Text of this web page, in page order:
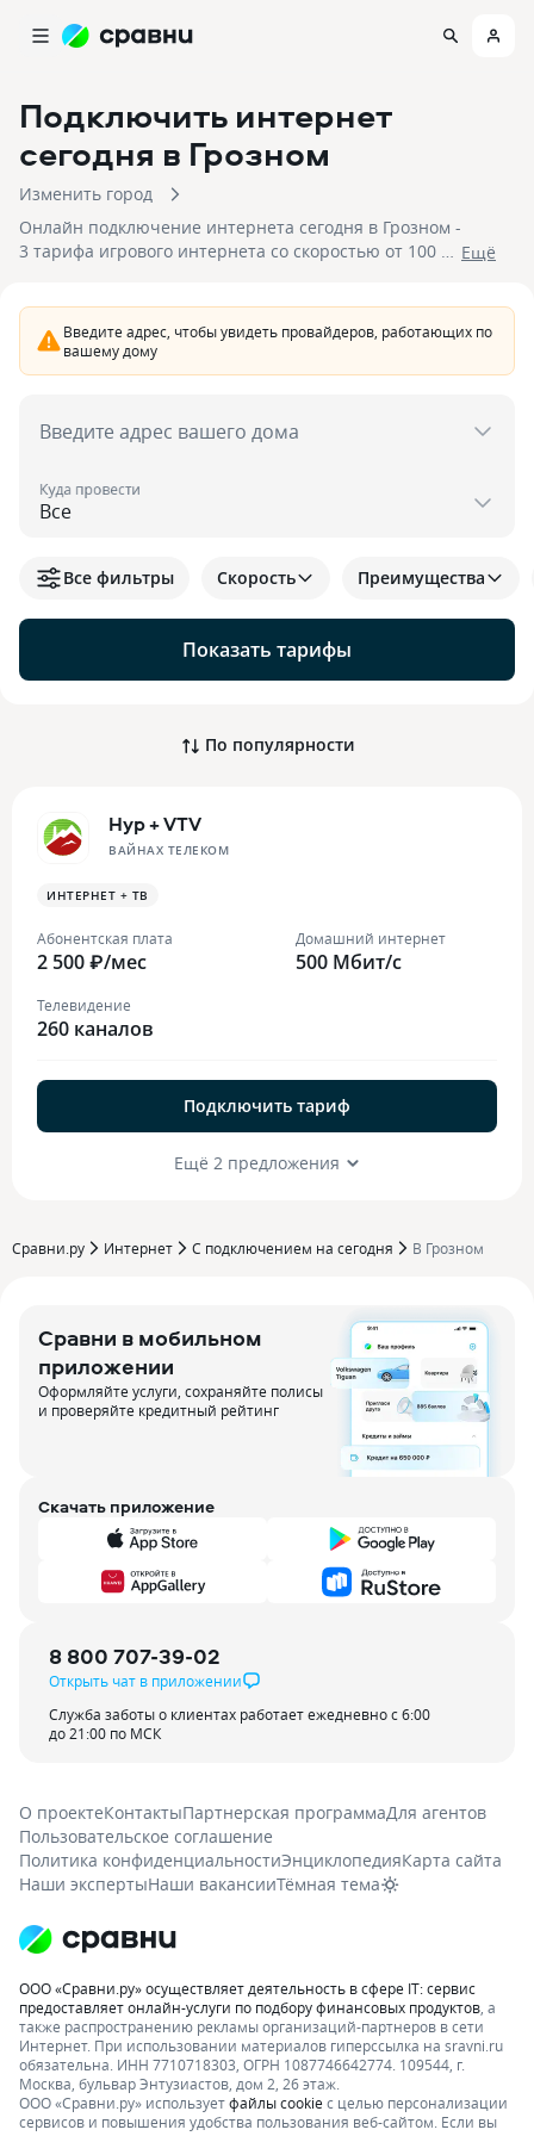
Подключить интернет
сегодня в Грозном
Изменить город
Онлайн подключение интернета сегодня в Грозном -
3 тарифа игрового интернета со скоростью от 100 до
рублей. Отправьте заявку, чтобы быстро
подключить интернет сегодня в Грозном.
Eщё
Введите адрес, чтобы увидеть провайдеров, работающих по
вашему дому
Введите адрес вашего дома
Куда провести
Показать тарифы
Все фильтры Скорость Преимущества
По популярности
Нур + VTV
ВАЙНАХ ТЕЛЕКОМ
ИНТЕРНЕТ + ТВ
Абонентская плата
2 500 ₽/мес
Домашний интернет
500 Мбит/с
Телевидение
260 каналов
Подключить тариф
Ещё 2 предложения
Сравни.ру Интернет С подключением на сегодня В Грозном
Сравни в мобильном
приложении
Оформляйте услуги, сохраняйте полисы
и проверяйте кредитный рейтинг
Скачать приложение
8 800 707-39-02
Открыть чат в приложении
Служба заботы о клиентах работает ежедневно с 6:00
до 21:00 по МСК
О проектеКонтактыПартнерская программаДля агентов
Пользовательское соглашение
Политика конфиденциальностиЭнциклопедияКарта сайта
Наши экспертыНаши вакансииТёмная тема
ООО «Сравни.ру» осуществляет деятельность в сфере IT: сервис
предоставляет онлайн-услуги по подбору финансовых продуктов, а
также распространению рекламы организаций-партнеров в сети
Интернет. При использовании материалов гиперссылка на sravni.ru
обязательна. ИНН 7710718303, ОГРН 1087746642774. 109544, г.
Москва, бульвар Энтузиастов, дом 2, 26 этаж.
ООО «Сравни.ру» используетфайлы cookieс целью персонализации
сервисов и повышения удобства пользования веб-сайтом. Если вы